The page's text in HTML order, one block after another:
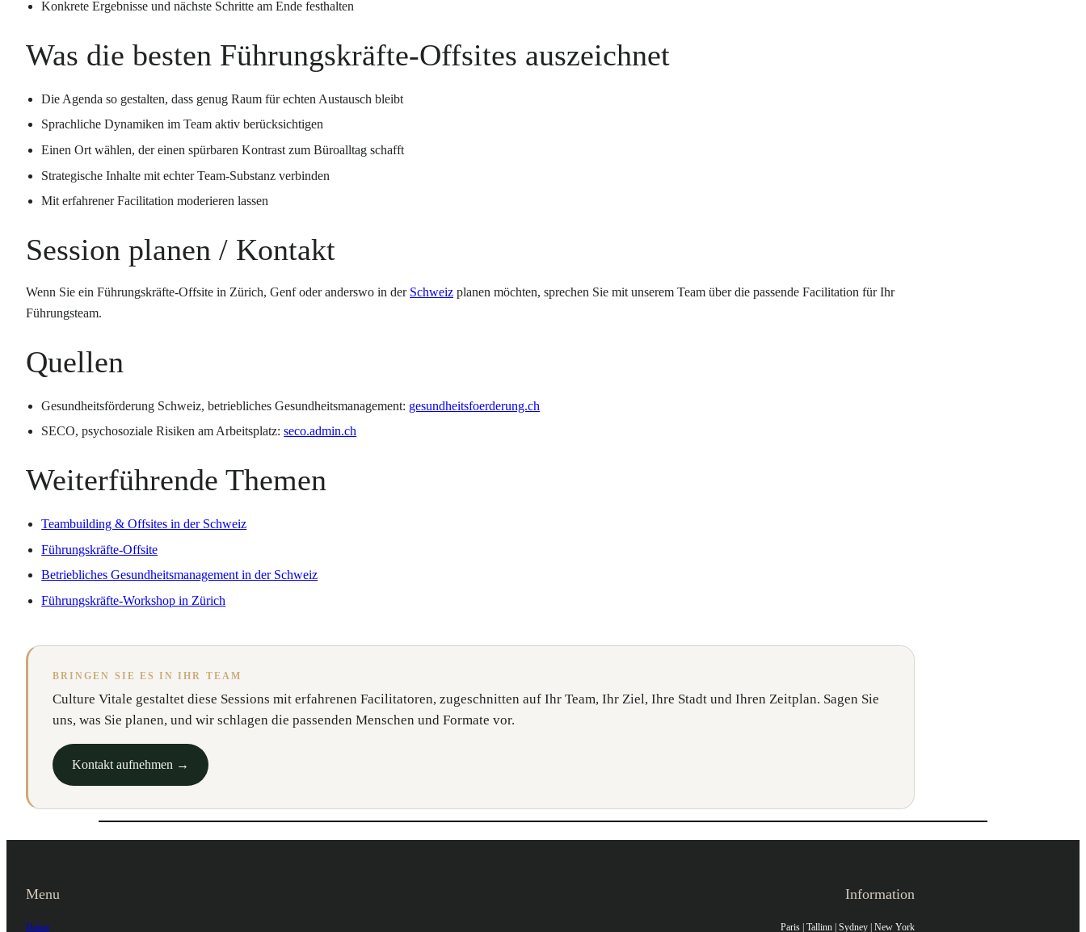
Konkrete Ergebnisse und nächste Schritte am Ende festhalten
Was die besten Führungskräfte-Offsites auszeichnet
Die Agenda so gestalten, dass genug Raum für echten Austausch bleibt
Sprachliche Dynamiken im Team aktiv berücksichtigen
Einen Ort wählen, der einen spürbaren Kontrast zum Büroalltag schafft
Strategische Inhalte mit echter Team-Substanz verbinden
Mit erfahrener Facilitation moderieren lassen
Session planen / Kontakt
Wenn Sie ein Führungskräfte-Offsite in Zürich, Genf oder anderswo in der Schweiz planen möchten, sprechen Sie mit unserem Team über die passende Facilitation für Ihr
Führungsteam.
Quellen
Gesundheitsförderung Schweiz, betriebliches Gesundheitsmanagement: gesundheitsfoerderung.ch
SECO, psychosoziale Risiken am Arbeitsplatz:seco.admin.ch
Weiterführende Themen
Teambuilding & Offsites in der Schweiz
Führungskräfte-Offsite
Betriebliches Gesundheitsmanagement in der Schweiz
Führungskräfte-Workshop in Zürich
BRINGEN SIE ES IN IHR TEAM
Culture Vitale gestaltet diese Sessions mit erfahrenen Facilitatoren, zugeschnitten auf Ihr Team, Ihr Ziel, Ihre Stadt und Ihren Zeitplan. Sagen Sie
uns, was Sie planen, und wir schlagen die passenden Menschen und Formate vor.
Kontakt aufnehmen →
Menu
Home
Information
Paris | Tallinn | Sydney | New York